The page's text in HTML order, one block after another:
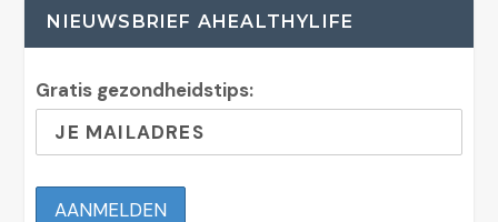
NIEUWSBRIEF AHEALTHYLIFE
Gratis gezondheidstips: